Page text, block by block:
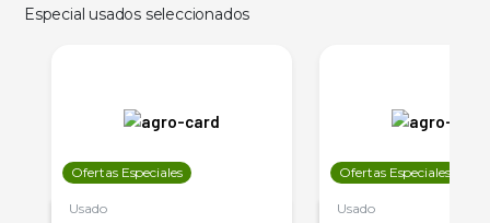
Especial usados seleccionados
Ofertas Especiales
Usado
Ofertas Especiales
Usado